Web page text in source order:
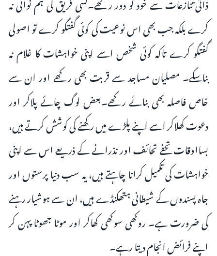
کرے بلکہ جب بھی اس نوعیت کی کوئی گفتگو کرے تو اصولی
گفتگو کرے تاکہ کوئی شخص اسے اپنی خواہشات کا غلام نہ
بناسکے۔ مصلیان مساجد سے قربت بھی رکھے اور ان سے
خاص فاصلہ بھی بنائے رکھے۔بعض لوگ چائے پلاکر اور
دعوت کھلاکر اسے اپنے پلڑے میں رکھنے کی کوشش کرتے ہیں،
بسااوقات تحفے تحائف اور نذرانے کے ذریعے اس سے اپنی
خواہشات کی تکمیل کرانا چاہتے ہیں، یہ سب دنیا پرستوں اور
جاہ پسندوں کے شیطانی ہتھکنڈے ہیں، ان سے ہوشیار رہنے
کی ضرورت ہے۔ روکھی سوکھی کھاکر اور موٹا جھوٹا پہن کر
اپنے فرائض انجام دیتا رہے۔